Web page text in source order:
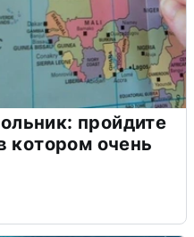
пройдите
котором очень